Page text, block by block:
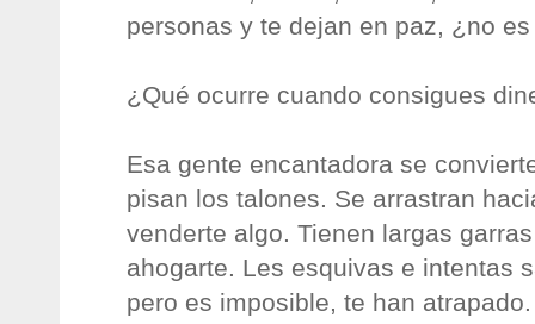
personas y te dejan en paz, ¿no
¿Qué ocurre cuando consigues
Esa gente encantadora se
pisan los talones. Se arrastran
venderte algo. Tienen largas
ahogarte. Les esquivas e intentas
pero es imposible, te han atrapado.